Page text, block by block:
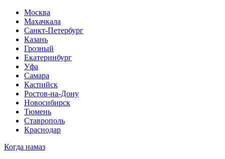
Москва
Махачкала
Санкт-Петербург
Казань
Грозный
Екатеринбург
Уфа
Самара
Каспийск
Ростов-на-Дону
Новосибирск
Тюмень
Ставрополь
Краснодар
Когда намаз